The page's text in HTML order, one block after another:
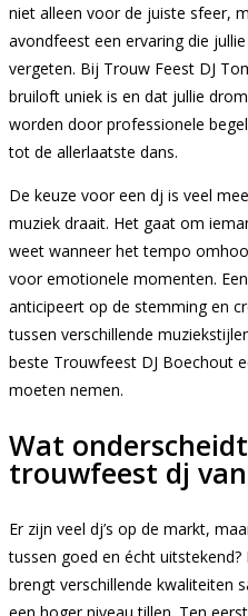
niet alleen voor de juiste sfeer,
avondfeest een ervaring die
vergeten. Bij Trouw Feest DJ
bruiloft uniek is en dat jullie
worden door professionele
tot de allerlaatste dans.
De keuze voor een dj is veel
muziek draait. Het gaat om
weet wanneer het tempo
voor emotionele momenten.
anticipeert op de stemming en
tussen verschillende
beste Trouwfeest DJ Boechout
moeten nemen.
Wat
trouwfeest dj
Er zijn veel dj’s op de markt,
tussen goed en écht
brengt verschillende kwaliteiten